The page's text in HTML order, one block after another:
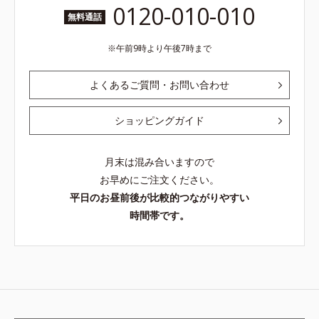
無料通話 0120-010-010
午前9時より午後7時まで
よくあるご質問・お問い合わせ
ショッピングガイド
月末は混み合いますので
お早めにご注文ください。
平日のお昼前後が比較的つながりやすい
時間帯です。